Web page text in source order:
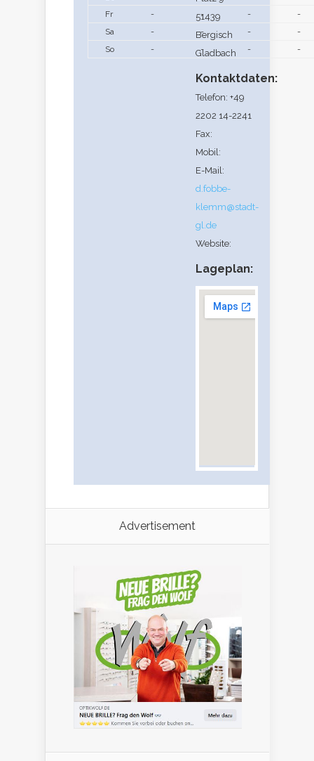
Fr
- - -
-
Sa
- - -
-
So
- - - -
51439
Bergisch
Gladbach
Kontaktdaten:
Telefon: +49
2202 14-2241
Fax:
Mobil:
E-Mail:
d.fobbe-
klemm@stadt-
gl.de
Website:
Lageplan:
Advertisement